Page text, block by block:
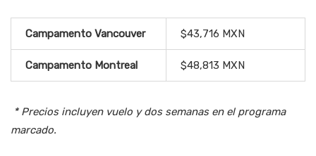
Campamento Vancouver $43,716 MXN
Campamento Montreal $48,813 MXN
* Precios incluyen vuelo y dos semanas en el programa
marcado.